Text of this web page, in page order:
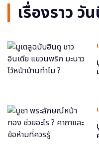
เรื่องราว วั